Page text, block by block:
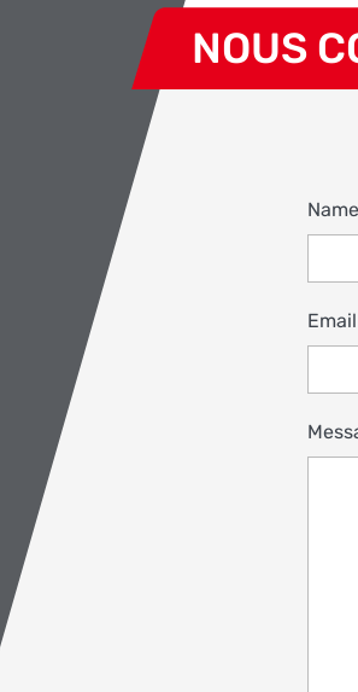
NOUS
Name
Email